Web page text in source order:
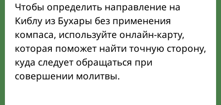
Чтобы определить направление на
Киблу из Бухары без применения
компаса, используйте онлайн-карту,
которая поможет найти точную сторону,
куда следует обращаться при
совершении молитвы.